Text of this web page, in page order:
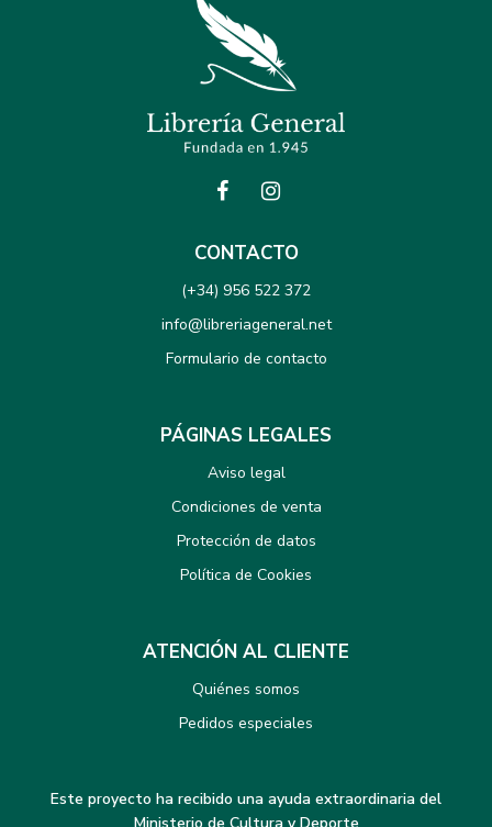
CONTACTO
(+34) 956 522 372
info@libreriageneral.net
Formulario de contacto
PÁGINAS LEGALES
Aviso legal
Condiciones de venta
Protección de datos
Política de Cookies
ATENCIÓN AL CLIENTE
Quiénes somos
Pedidos especiales
Este proyecto ha recibido una ayuda extraordinaria del